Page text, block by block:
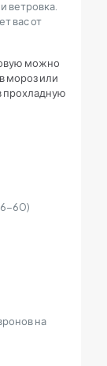
ветровка.
вас от
можно
мороз или
прохладную
60)
на